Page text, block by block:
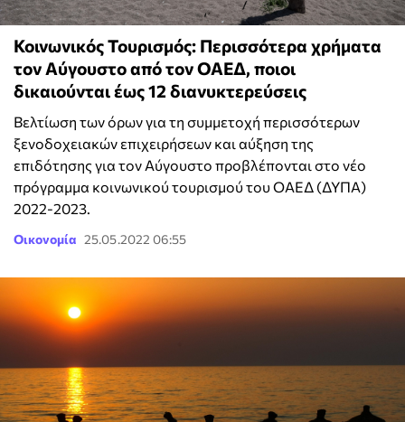
Κοινωνικός Τουρισμός: Περισσότερα χρήματα
τον Αύγουστο από τον ΟΑΕΔ, ποιοι
δικαιούνται έως 12 διανυκτερεύσεις
Βελτίωση των όρων για τη συμμετοχή περισσότερων
ξενοδοχειακών επιχειρήσεων και αύξηση της
επιδότησης για τον Αύγουστο προβλέπονται στο νέο
πρόγραμμα κοινωνικού τουρισμού του ΟΑΕΔ (ΔΥΠΑ)
2022-2023.
Οικονομία 25.05.2022 06:55